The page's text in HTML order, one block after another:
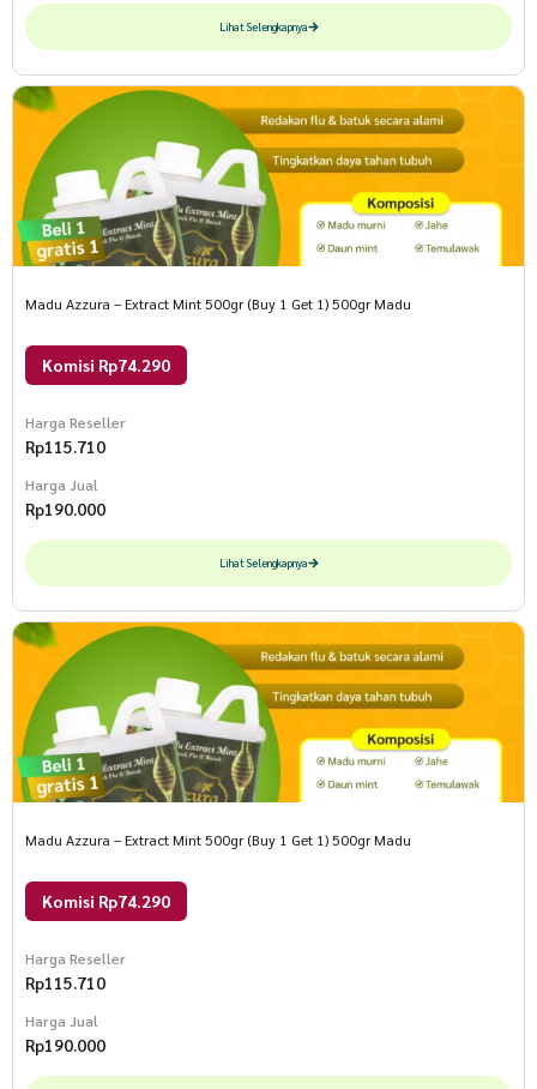
Lihat Selengkapnya
Madu Azzura – Extract Mint 500gr (Buy 1 Get 1) 500gr Madu
Komisi Rp74.290
Harga Reseller
Rp115.710
Harga Jual
Rp190.000
Lihat Selengkapnya
Madu Azzura – Extract Mint 500gr (Buy 1 Get 1) 500gr Madu
Komisi Rp74.290
Harga Reseller
Rp115.710
Harga Jual
Rp190.000